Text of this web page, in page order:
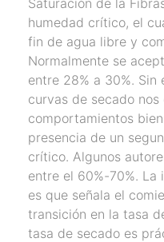
Saturación de la
humedad crítico, el
fin de agua libre y
Normalmente se
entre 28% a 30%. Sin
curvas de secado
comportamientos
presencia de un
crítico. Algunos
entre el 60%-70%.
es que señala el
transición en la tasa
tasa de secado es